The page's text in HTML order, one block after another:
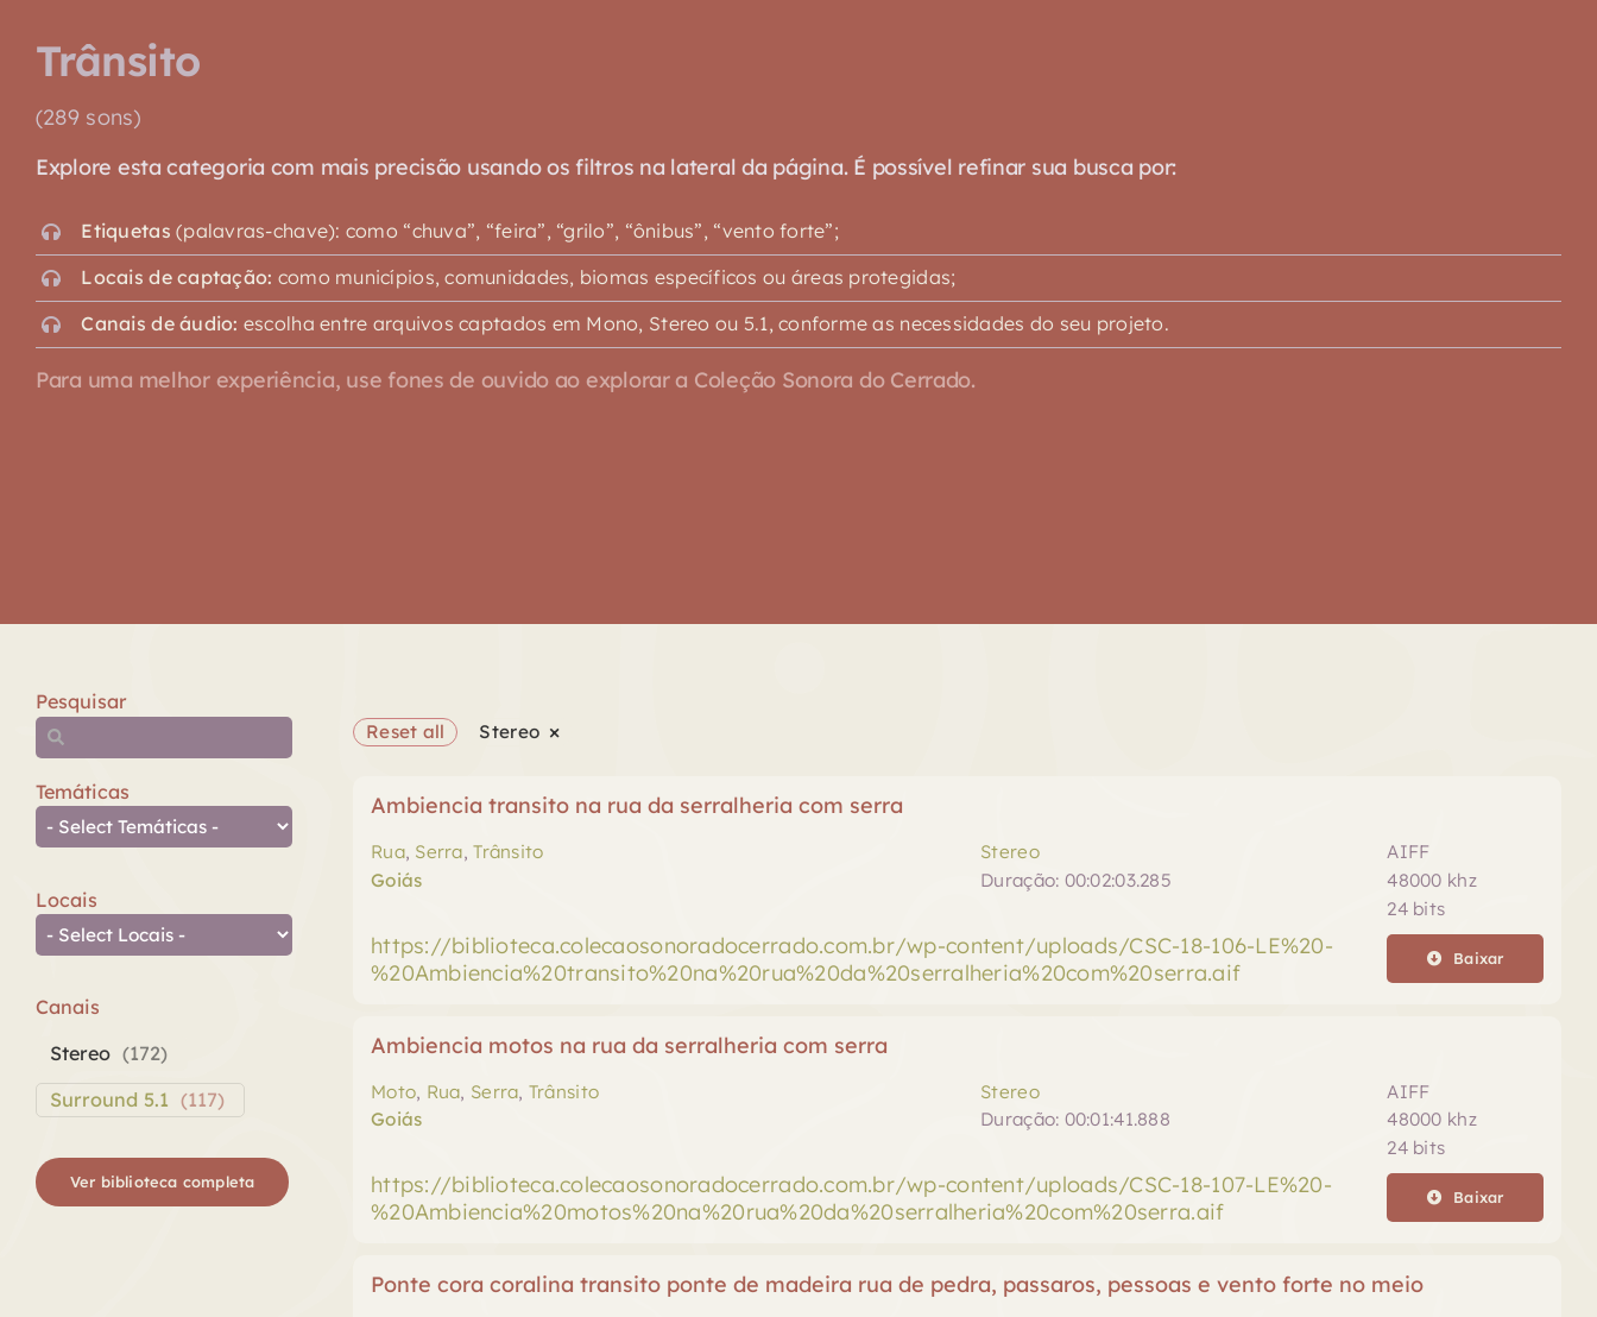
Trânsito
(289 sons)
Explore esta categoria com mais precisão usando os filtros na lateral da página. É possível refinar sua busca por:
Etiquetas (palavras-chave): como “chuva”, “feira”, “grilo”, “ônibus”, “vento forte”;
Locais de captação: como municípios, comunidades, biomas específicos ou áreas protegidas;
Canais de áudio: escolha entre arquivos captados em Mono, Stereo ou 5.1, conforme as necessidades do seu projeto.
Para uma melhor experiência, use fones de ouvido ao explorar a Coleção Sonora do Cerrado.
Pesquisar
Temáticas
Locais
Canais
Stereo (172)
Surround 5.1 (117)
Ver biblioteca completa
Reset all Stereo ×
Ambiencia transito na rua da serralheria com serra
Rua, Serra,Trânsito
Goiás
Stereo
Duração: 00:02:03.285
AIFF
48000 khz
24 bits
https://biblioteca.colecaosonoradocerrado.com.br/wp-content/uploads/CSC-18-106-LE%20-
%20Ambiencia%20transito%20na%20rua%20da%20serralheria%20com%20serra.aif
Baixar
Ambiencia motos na rua da serralheria com serra
Moto, Rua, Serra, Trânsito
Goiás
Stereo
Duração: 00:01:41.888
AIFF
48000 khz
24 bits
https://biblioteca.colecaosonoradocerrado.com.br/wp-content/uploads/CSC-18-107-LE%20-
%20Ambiencia%20motos%20na%20rua%20da%20serralheria%20com%20serra.aif
Baixar
Ponte cora coralina transito ponte de madeira rua de pedra, passaros, pessoas e vento forte no meio